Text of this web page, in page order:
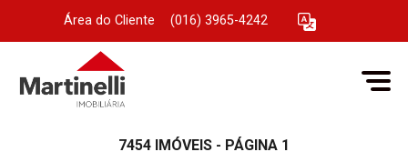
Área do Cliente (016) 3965-4242
7454 IMÓVEIS - PÁGINA 1